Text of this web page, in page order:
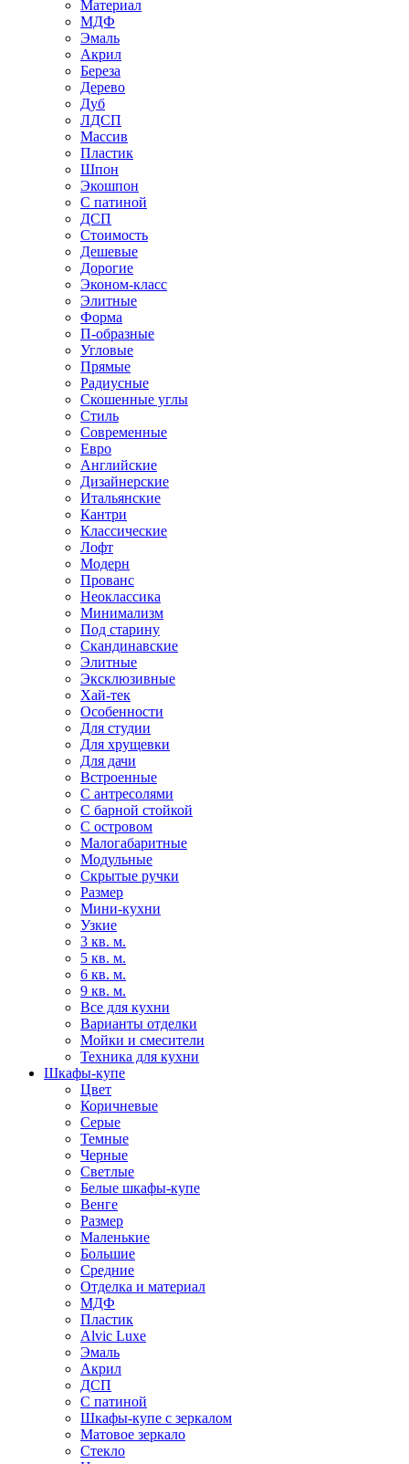
Материал
МДФ
Эмаль
Акрил
Береза
Дерево
Дуб
ЛДСП
Массив
Пластик
Шпон
Экошпон
С патиной
ДСП
Стоимость
Дешевые
Дорогие
Эконом-класс
Элитные
Форма
П-образные
Угловые
Прямые
Радиусные
Скошенные углы
Стиль
Современные
Евро
Английские
Дизайнерские
Итальянские
Кантри
Классические
Лофт
Модерн
Прованс
Неоклассика
Минимализм
Под старину
Скандинавские
Элитные
Эксклюзивные
Хай-тек
Особенности
Для студии
Для хрущевки
Для дачи
Встроенные
С антресолями
С барной стойкой
С островом
Малогабаритные
Модульные
Скрытые ручки
Размер
Мини-кухни
Узкие
3 кв. м.
5 кв. м.
6 кв. м.
9 кв. м.
Все для кухни
Варианты отделки
Мойки и смесители
Техника для кухни
Шкафы-купе
Цвет
Коричневые
Серые
Темные
Черные
Светлые
Белые шкафы-купе
Венге
Размер
Маленькие
Большие
Средние
Отделка и материал
МДФ
Пластик
Alvic Luxe
Эмаль
Акрил
ДСП
С патиной
Шкафы-купе с зеркалом
Матовое зеркало
Стекло